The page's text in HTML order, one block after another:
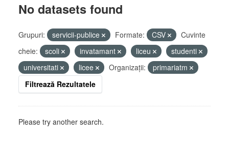
No datasets found
Grupuri: servicii-publice Formate: CSV
Cuvinte
cheie:
scoli invatamant liceu
studenti
universitati
licee Organizații:
primariatm
Filtrează Rezultatele
Please try another search.